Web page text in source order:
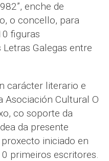
enche de
o concello, para
figuras
Galegas entre
carácter literario e
Asociación Cultural O
co soporte da
da presente
iniciado en
primeiros escritores.